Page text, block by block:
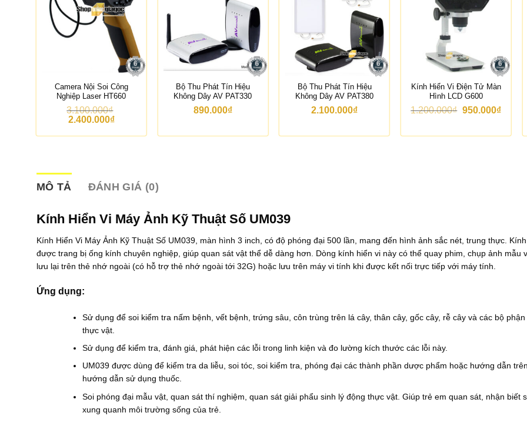
Camera Nội Soi Công
Nghiệp Laser HT660
3.100.000₫
G
á
l
à
.
1
0
.
0
₫
.
2.400.000₫G
á
t
l
à
2
.
0
0
.
Bộ Thu Phát Tín Hiệu
Không Dây AV PAT330
890.000₫
Bộ Thu Phát Tín Hiệu
Không Dây AV PAT380
2.100.000₫
Kính Hiển Vi Điện Tử Màn
Hình LCD G600
1.200.000₫ G
g
.
0
0
0
950.000₫G
h
5
0
MÔ TẢ ĐÁNH GIÁ (0)
Kính Hiển Vi Máy Ảnh Kỹ Thuật Số UM039
Kính Hiển Vi Máy Ảnh Kỹ Thuật Số UM039, màn hình 3 inch, có độ phóng đại 500 lần, mang đến hình ảnh sắc nét, trung thực.
được trang bị ống kính chuyên nghiệp, giúp quan sát vật thể dễ dàng hơn. Dòng kính hiển vi này có thể quay phim, chụp ảnh mẫu
lưu lại trên thẻ nhớ ngoài (có hỗ trợ thẻ nhớ ngoài tới 32G) hoặc lưu trên máy vi tính khi được kết nối trực tiếp với máy tính.
Ứng dụng:
Sử dụng để soi kiểm tra nấm bệnh, vết bệnh, trứng sâu, côn trùng trên lá cây, thân cây, gốc cây, rễ cây và các bộ phận
thực vật.
Sử dụng để kiểm tra, đánh giá, phát hiện các lỗi trong linh kiện và đo lường kích thước các lỗi này.
UM039 được dùng để kiểm tra da liễu, soi tóc, soi kiểm tra, phóng đại các thành phần dược phẩm hoặc hướng dẫn
hướng dẫn sử dụng thuốc.
Soi phóng đại mẫu vật, quan sát thí nghiệm, quan sát giải phẩu sinh lý động thực vật. Giúp trẻ em quan sát, nhận biết
xung quanh môi trường sống của trẻ.